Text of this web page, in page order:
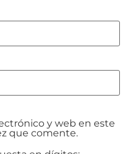
y web en este
que comente.